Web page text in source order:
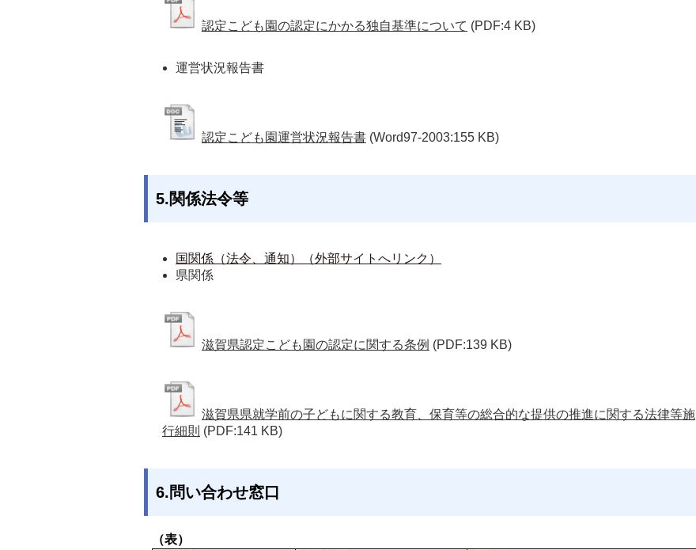
認定こども園の認定にかかる独自基準について (PDF:4 KB)
運営状況報告書
認定こども園運営状況報告書 (Word97-2003:155 KB)
5.関係法令等
国関係（法令、通知）（外部サイトへリンク）
県関係
滋賀県認定こども園の認定に関する条例 (PDF:139 KB)
滋賀県県就学前の子どもに関する教育、保育等の総合的な提供の推進に関する法律等施
行細則 (PDF:141 KB)
6.問い合わせ窓口
（表）